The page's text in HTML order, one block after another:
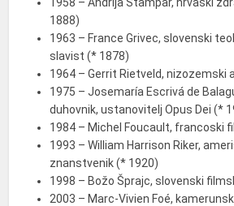
1888)
1963 – France Grivec, slovenski
slavist (* 1878)
1964 – Gerrit Rietveld, nizozemski
1975 – Josemaría Escrivá de
duhovnik, ustanovitelj Opus Dei (*
1984 – Michel Foucault, francoski
1993 – William Harrison Riker,
znanstvenik (* 1920)
1998 – Božo Šprajc, slovenski
2003 – Marc-Vivien Foé,